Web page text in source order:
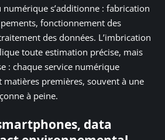
s’additionne : fabrication
fonctionnement des
des données. L’imbrication
toute estimation précise, mais
: chaque service numérique
matières premières, souvent à une
à peine.
data